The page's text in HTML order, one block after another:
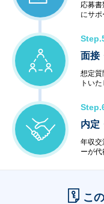
応募
にサポ
面接
想定質
トいた
内定
年収交
ーが代
こ